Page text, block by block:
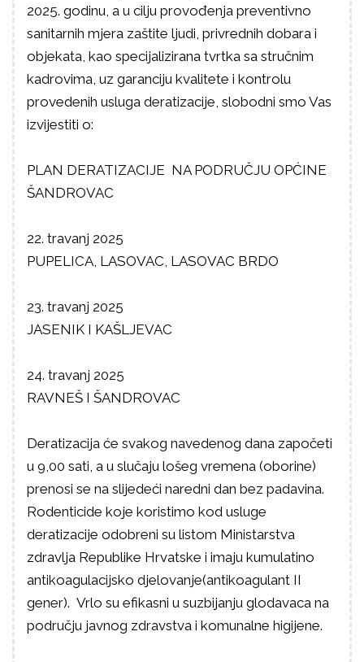
2025. godinu, a u cilju provođenja preventivno
sanitarnih mjera zaštite ljudi, privrednih dobara i
objekata, kao specijalizirana tvrtka sa stručnim
kadrovima, uz garanciju kvalitete i kontrolu
provedenih usluga deratizacije, slobodni smo Vas
izvijestiti o:
PLAN DERATIZACIJE NA PODRUČJU OPĆINE
ŠANDROVAC
22. travanj 2025
PUPELICA, LASOVAC, LASOVAC BRDO
23. travanj 2025
JASENIK I KAŠLJEVAC
24. travanj 2025
RAVNEŠ I ŠANDROVAC
Deratizacija će svakog navedenog dana započeti
u 9,00 sati, a u slučaju lošeg vremena (oborine)
prenosi se na slijedeći naredni dan bez padavina.
Rodenticide koje koristimo kod usluge
deratizacije odobreni su listom Ministarstva
zdravlja Republike Hrvatske i imaju kumulatino
antikoagulacijsko djelovanje(antikoagulant II
gener). Vrlo su efikasni u suzbijanju glodavaca na
području javnog zdravstva i komunalne higijene.